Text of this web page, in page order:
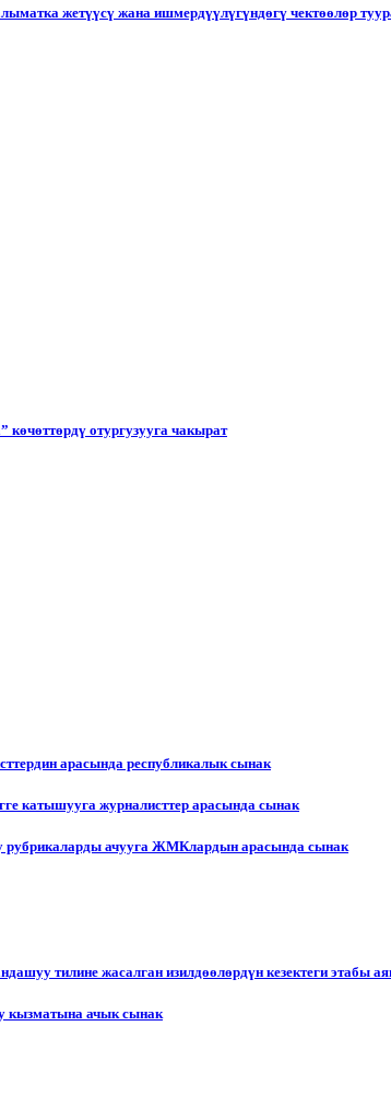
жетүүсү жана ишмердүүлүгүндөгү чектөөлөр
отургузууга чакырат
арасында республикалык сынак
катышууга журналисттер арасында сынак
рубрикаларды ачууга ЖМКлардын арасында сынак
тилине жасалган изилдөөлөрдүн кезектеги этабы
кызматына ачык сынак